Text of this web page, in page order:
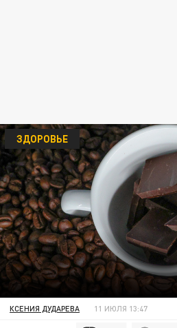
ЗДОРОВЬЕ
КСЕНИЯ ДУДАРЕВА 11 ИЮЛЯ 13:47